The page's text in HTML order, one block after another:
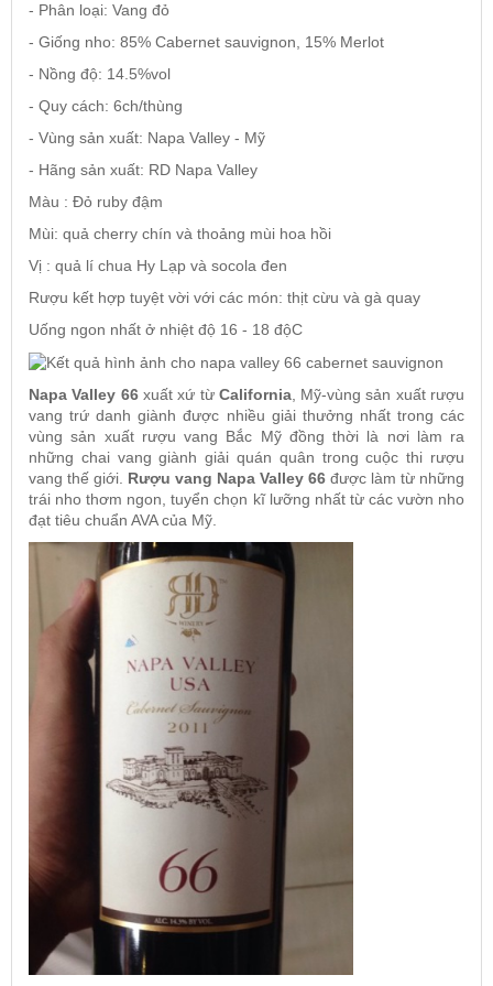
Rượu Vang BỒ ĐÀO NHA
RƯỢU VANG ROMANIA GIÁ CỰC RẺ
RƯỢU VANG ĐỨC
- Phân loại: Vang đỏ
- Giống nho: 85% Cabernet sauvignon, 15% Merlot
- Nồng độ: 14.5%vol
- Quy cách: 6ch/thùng
- Vùng sản xuất: Napa Valley - Mỹ
- Hãng sản xuất: RD Napa Valley
Màu : Đỏ ruby đậm
Mùi: quả cherry chín và thoảng mùi hoa hồi
Vị : quả lí chua Hy Lạp và socola đen
Rượu kết hợp tuyệt vời với các món: thịt cừu và gà quay
Uống ngon nhất ở nhiệt độ 16 - 18 độC
Napa Valley 66 xuất xứ từ California, Mỹ-vùng sản xuất rượu
vang trứ danh giành được nhiều giải thưởng nhất trong các
vùng sản xuất rượu vang Bắc Mỹ đồng thời là nơi làm ra
những chai vang giành giải quán quân trong cuộc thi rượu
vang thế giới. Rượu vang Napa Valley 66 được làm từ những
trái nho thơm ngon, tuyển chọn kĩ lưỡng nhất từ các vườn nho
đạt tiêu chuẩn AVA của Mỹ.